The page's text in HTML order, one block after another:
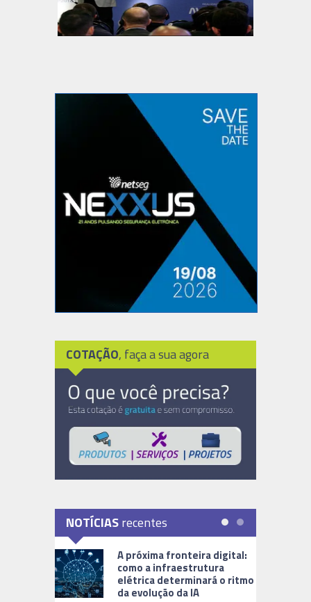
COTAÇÃO, faça a sua agora
NOTÍCIASrecentes
A próxima fronteira digital:
como a infraestrutura
elétrica determinará o ritmo
da evolução da IA